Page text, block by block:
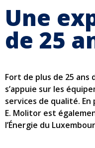
Une
de 25
Fort de plus de 25 ans
s’appuie sur les
services de qualité.
E. Molitor est
l’Énergie du